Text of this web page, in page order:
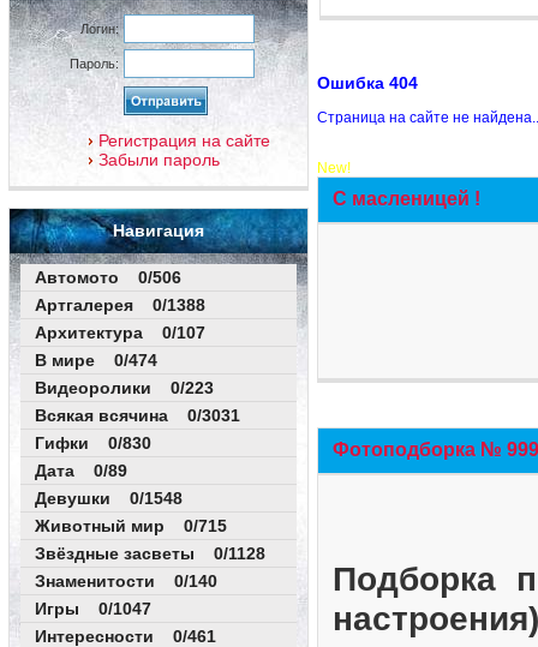
Логин:
Пароль:
Регистрация на сайте
Забыли пароль
Навигация
Автомото 0/506
Артгалерея 0/1388
Архитектура 0/107
В мире 0/474
Видеоролики 0/223
Всякая всячина 0/3031
Гифки 0/830
Дата 0/89
Девушки 0/1548
Животный мир 0/715
Звёздные засветы 0/1128
Знаменитости 0/140
Игры 0/1047
Интересности 0/461
Ошибка 404
Страница на сайте не
New!
С масленицей !
Фотоподборка №
Подборка